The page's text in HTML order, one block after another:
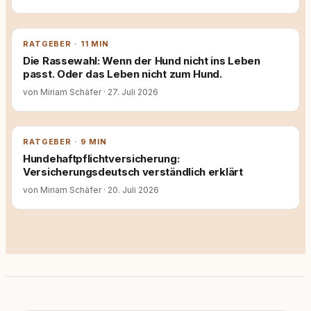
RATGEBER · 11 MIN
Die Rassewahl: Wenn der Hund nicht ins Leben
passt. Oder das Leben nicht zum Hund.
von Miriam Schäfer · 27. Juli 2026
RATGEBER · 9 MIN
Hundehaftpflichtversicherung:
Versicherungsdeutsch verständlich erklärt
von Miriam Schäfer · 20. Juli 2026